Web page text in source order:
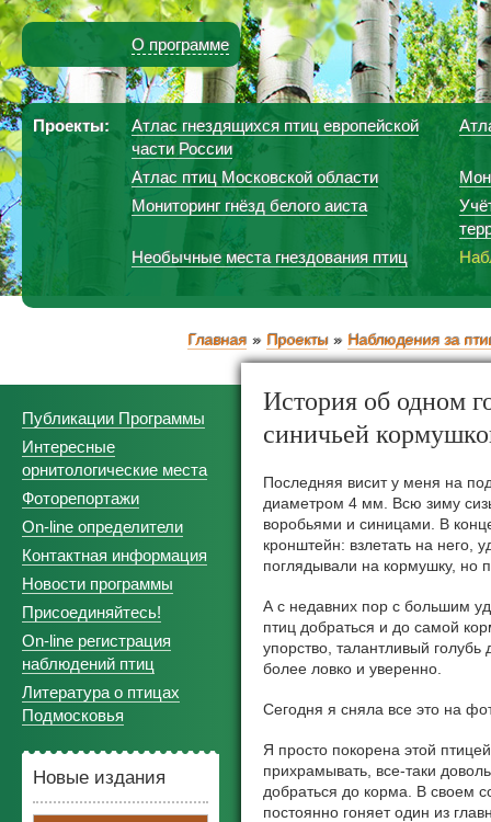
О программе
Проекты:
Атлас гнездящихся птиц европейской
части России
Атлас птиц Московской области
Мониторинг гнёзд белого аиста
Необычные места гнездования птиц
Главная Проекты Наблюдения за
Публикации Программы
Интересные
орнитологические места
Фоторепортажи
On-line определители
Контактная информация
Новости программы
Присоединяйтесь!
On-line регистрация
наблюдений птиц
Литература о птицах
Подмосковья
Новые издания
История об одном
синичьей
Последняя висит у меня на
диаметром 4 мм. Всю зиму
воробьями и синицами. В
кронштейн: взлетать на него,
поглядывали на кормушку, но
А с недавних пор с большим
птиц добраться и до самой
упорство, талантливый голубь
более ловко и уверенно.
Сегодня я сняла все это на
Я просто покорена этой
прихрамывать, все-таки
добраться до корма. В своем
постоянно гоняет один из